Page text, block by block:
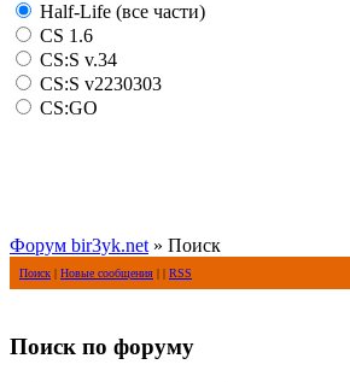
Half-Life (все части)
CS 1.6
CS:S v.34
CS:S v2230303
CS:GO
Форум bir3yk.net » Поиск
Поиск | Новые сообщения | | RSS
Поиск по форуму